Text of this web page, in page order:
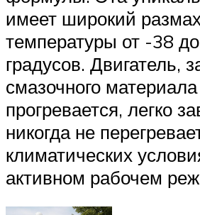
имеет широкий
температуры от -38
градусов. Двигатель,
смазочного
прогревается, легко
никогда не
климатических
активном рабочем